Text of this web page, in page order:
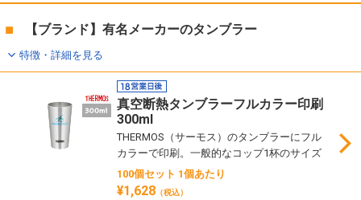
【ブランド】有名メーカーのタンブラー
特徴・詳細を見る
真空断熱タンブラーフルカラー印刷
300ml
THERMOS（サーモス）のタンブラーにフル
カラーで印刷。一般的なコップ1杯のサイズ
100個セット 1個あたり
¥1,628 （税込）